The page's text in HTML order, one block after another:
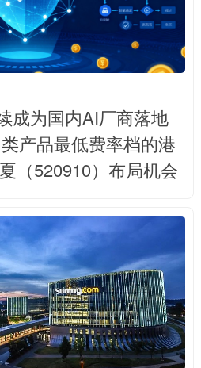
成为国内AI厂商落地
产品最低费率档的港
（520910）布局机会